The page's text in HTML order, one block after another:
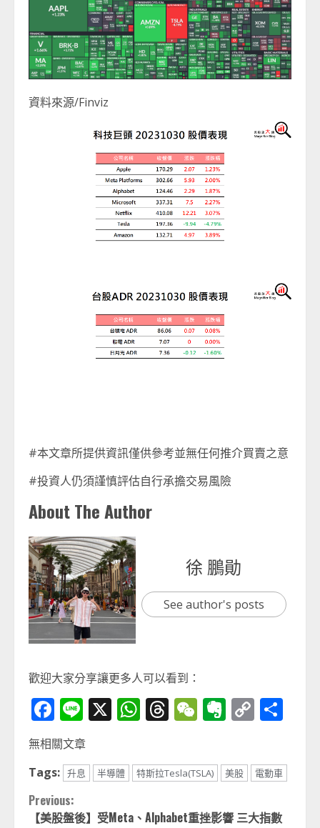
資料來源/Finviz
#本文章所提供資訊僅供參考並無任何推介買賣之意
#投資人仍須謹慎評估自行承擔交易風險
About The Author
徐 鵬勛
See author's posts
歡迎大家分享讓更多人可以看到：
Facebook
Line
X WhatsApp
Threads
WeChat
Evernote
Copy
無相關文章
Tags: 升息 半導體 特斯拉Tesla(TSLA) 美股 電動車
Continue
Previous:
【美股盤後】受Meta、Alphabet重挫影響 三大指數